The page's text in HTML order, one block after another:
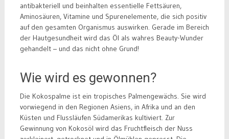
antibakteriell und beinhalten essentielle Fettsäuren,
Aminosäuren, Vitamine und Spurenelemente, die sich positiv
auf den gesamten Organismus auswirken. Gerade im Bereich
der Hautgesundheit wird das Öl als wahres Beauty-Wunder
gehandelt – und das nicht ohne Grund!
Wie wird es gewonnen?
Die Kokospalme ist ein tropisches Palmengewächs. Sie wird
vorwiegend in den Regionen Asiens, in Afrika und an den
Küsten und Flussläufen Südamerikas kultiviert. Zur
Gewinnung von Kokosöl wird das Fruchtfleisch der Nuss